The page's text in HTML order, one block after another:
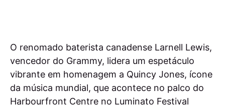
O renomado baterista canadense Larnell Lewis,
vencedor do Grammy, lidera um espetáculo
vibrante em homenagem a Quincy Jones, ícone
da música mundial, que acontece no palco do
Harbourfront Centre no Luminato Festival